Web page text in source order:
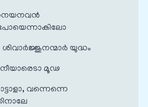
ശിവാർജ്ജുനന്മാർ യുദ്ധം
മൂഢ
വന്നെന്നെ